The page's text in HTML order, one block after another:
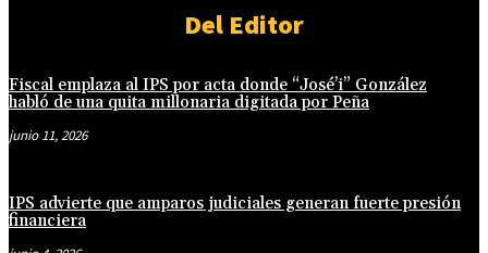
Del Editor
Fiscal emplaza al IPS por acta donde “José’i” González
habló de una quita millonaria digitada por Peña
junio 11, 2026
IPS advierte que amparos judiciales generan fuerte presión
financiera